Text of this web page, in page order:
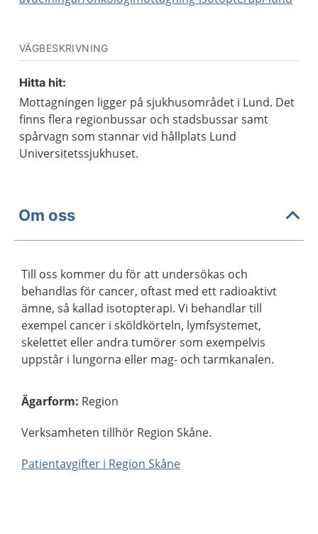
VÄGBESKRIVNING
Hitta hit:
Mottagningen ligger på sjukhusområdet i Lund. Det
finns flera regionbussar och stadsbussar samt
spårvagn som stannar vid hållplats Lund
Universitetssjukhuset.
Om oss
Till oss kommer du för att undersökas och
behandlas för cancer, oftast med ett radioaktivt
ämne, så kallad isotopterapi. Vi behandlar till
exempel cancer i sköldkörteln, lymfsystemet,
skelettet eller andra tumörer som exempelvis
uppstår i lungorna eller mag- och tarmkanalen.
Ägarform: Region
Verksamheten tillhör Region Skåne.
Patientavgifter i Region Skåne